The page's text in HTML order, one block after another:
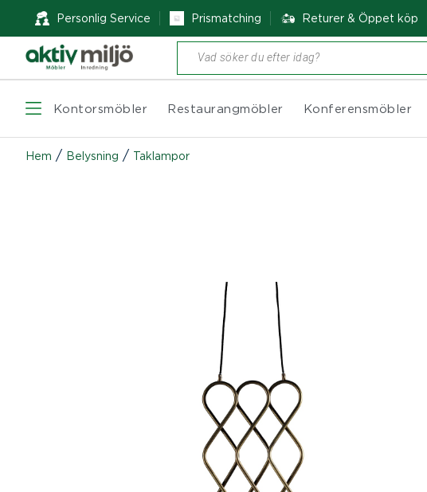
Personlig Service Prismatching Returer & Öppet köp
Produktsökning
Kontorsmöbler Restaurangmöbler Konferensmöbler
Hem / Belysning / Taklampor